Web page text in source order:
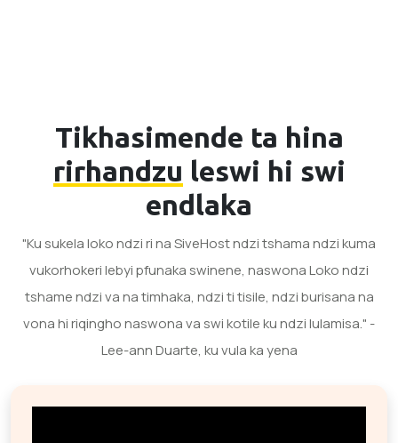
Tikhasimende ta hina
rirhandzu leswi hi swi
endlaka
"Ku sukela loko ndzi ri na SiveHost ndzi tshama ndzi kuma
vukorhokeri lebyi pfunaka swinene, naswona Loko ndzi
tshame ndzi va na timhaka, ndzi ti tisile, ndzi burisana na
vona hi riqingho naswona va swi kotile ku ndzi lulamisa." -
Lee-ann Duarte, ku vula ka yena